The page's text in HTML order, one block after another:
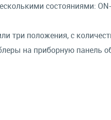
состояниями:
три положения, с
на приборную панель